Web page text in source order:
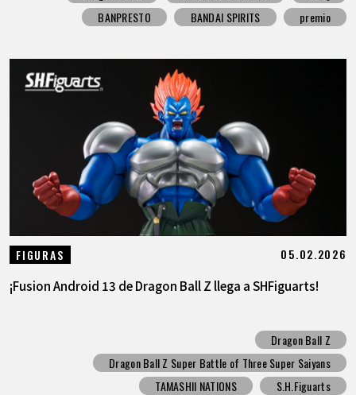
BANPRESTO
BANDAI SPIRITS premio
FIGURAS 05.02.2026
¡Fusion Android 13 de Dragon Ball Z llega a SHFiguarts!
Dragon Ball Z
Dragon Ball Z Super Battle of Three Super Saiyans
TAMASHII NATIONS
S.H.Figuarts